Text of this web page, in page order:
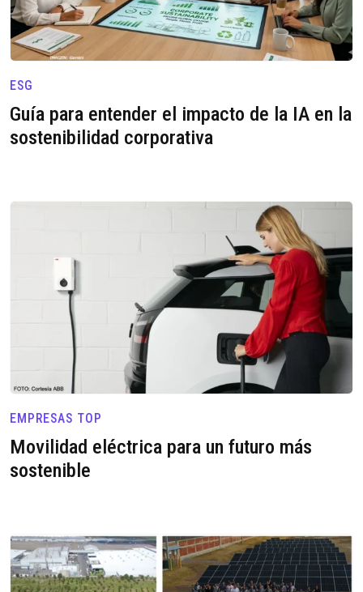
ESG
Guía para entender el impacto de la IA en la
sostenibilidad corporativa
EMPRESAS TOP
Movilidad eléctrica para un futuro más
sostenible